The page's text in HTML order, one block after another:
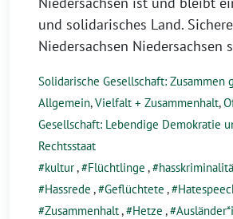
und solidarisches Land.
Niedersachsen Niedersachsen
Solidarische Gesellschaft: Zusammen
Allgemein,Vielfalt + Zusammenhalt,
Gesellschaft: Lebendige Demokratie
Rechtsstaat
kultur, Flüchtlinge ,
Hassrede , Geflüchtete ,
Zusammenhalt, Hetze ,